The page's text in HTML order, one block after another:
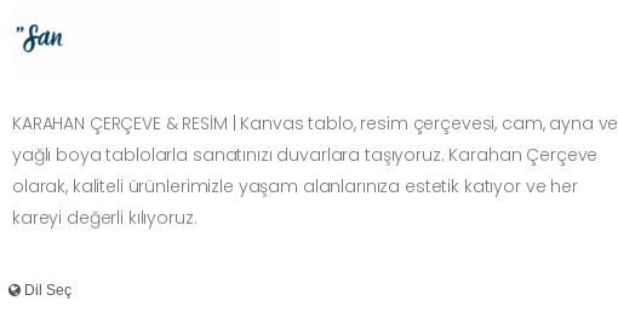
KARAHAN ÇERÇEVE & RESİM | Kanvas tablo, resim çerçevesi, cam, ayna ve
yağlı boya tablolarla sanatınızı duvarlara taşıyoruz. Karahan Çerçeve
olarak, kaliteli ürünlerimizle yaşam alanlarınıza estetik katıyor ve her
kareyi değerli kılıyoruz.